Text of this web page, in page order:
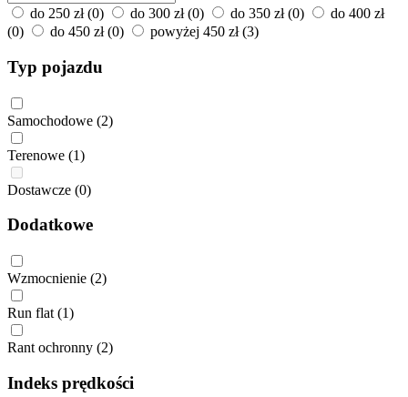
do 250 zł (0) do 300 zł (0) do 350 zł (0)
do 400 zł
(0)
do 450 zł (0) powyżej 450 zł (3)
Typ pojazdu
Samochodowe (2)
Terenowe (1)
Dostawcze (0)
Dodatkowe
Wzmocnienie (2)
Run flat (1)
Rant ochronny (2)
Indeks prędkości